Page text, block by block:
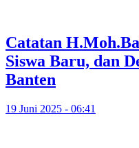
Catatan
Siswa Baru, dan
Banten
19 Juni 2025 - 06:41